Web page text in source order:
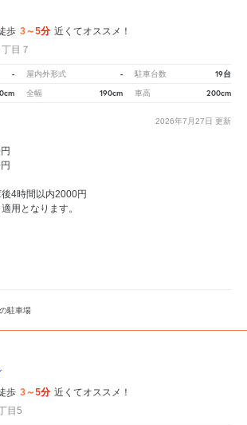
歩 3～5分 近くてオススメ！
目７
- 屋内外形式 - 駐車台数 19台
全幅 190cm 車高 200cm
2026年7月27日 更新
後4時間以内2000円
用となります。
駐車場
歩 3～5分 近くてオススメ！
目5